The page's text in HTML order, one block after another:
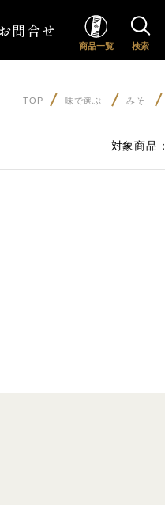
お問合せ
商品一覧 検索
TOP 味で選ぶ みそ
対象商品：